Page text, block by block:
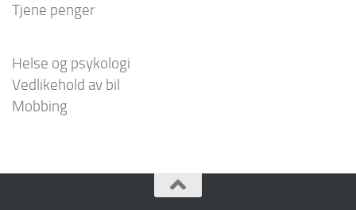
Tjene penger
Helse og psykologi
Vedlikehold av bil
Mobbing